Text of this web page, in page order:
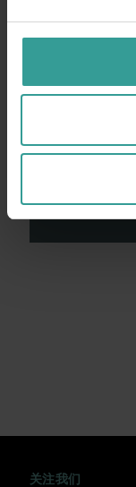
西澳大利亚州
传统守护者
与土地、文化
赏原住民世
澳大利亚州塑
关注我们